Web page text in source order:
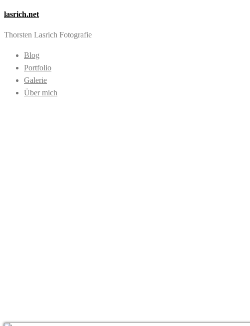
lasrich.net
Thorsten Lasrich Fotografie
Blog
Portfolio
Galerie
Über mich